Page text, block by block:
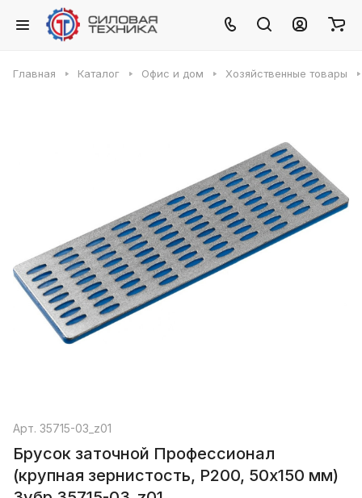
Главная Каталог Офис и дом Хозяйственные товары
Арт. 35715-03_z01
Брусок заточной Профессионал
(крупная зернистость, Р200, 50х150 мм)